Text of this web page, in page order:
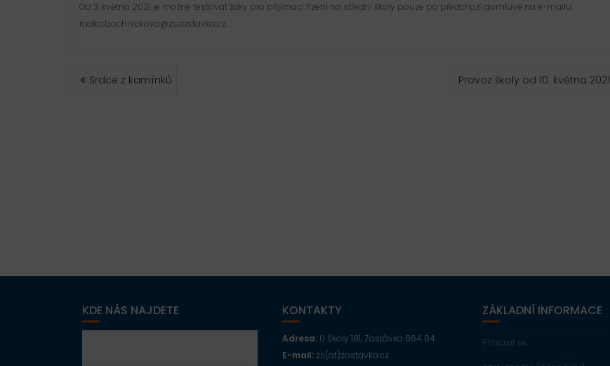
Od 3. května 2021 je možné testovat žáky pro přijímací řízení na střední školy pouze po předchozí domluvě na e-mailu
radka.bochnickova@zszastavka.cz.
NAVIGACE
PROSrdce z kamínků Provoz školy od 10. května 2021
KDE NÁS NAJDETE KONTAKTY
Adresa: U Školy 181, Zastávka 664 84
E-mail: zs(at)zastavka.cz
ZÁKLADNÍ INFORMACE
Přihlásit se